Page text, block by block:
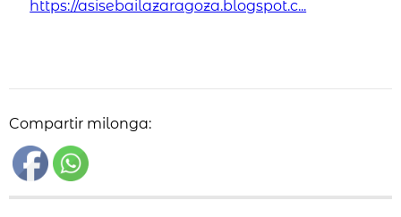
https://asisebailazaragoza.blogspot.c...
Compartir milonga: